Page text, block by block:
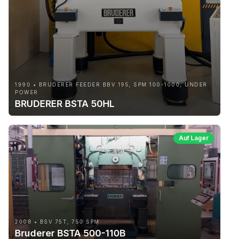
1990 • BRUDERER FEEDER BBV 195, SPM 100-1000, UNDER
POWER
BRUDERER BSTA 50HL
Auf Lager
2008 • BSV 75T, 750 SPM
Bruderer BSTA 500-110B